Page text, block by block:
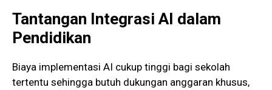
Tantangan Integrasi AI dalam
Pendidikan
Biaya implementasi AI cukup tinggi bagi sekolah
tertentu sehingga butuh dukungan anggaran khusus,